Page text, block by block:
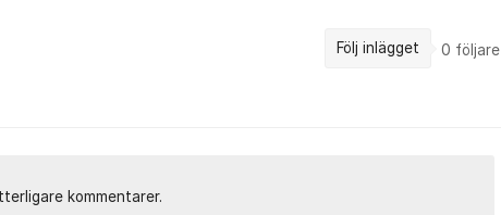
Följ inlägget 0 följare
kommentarer.